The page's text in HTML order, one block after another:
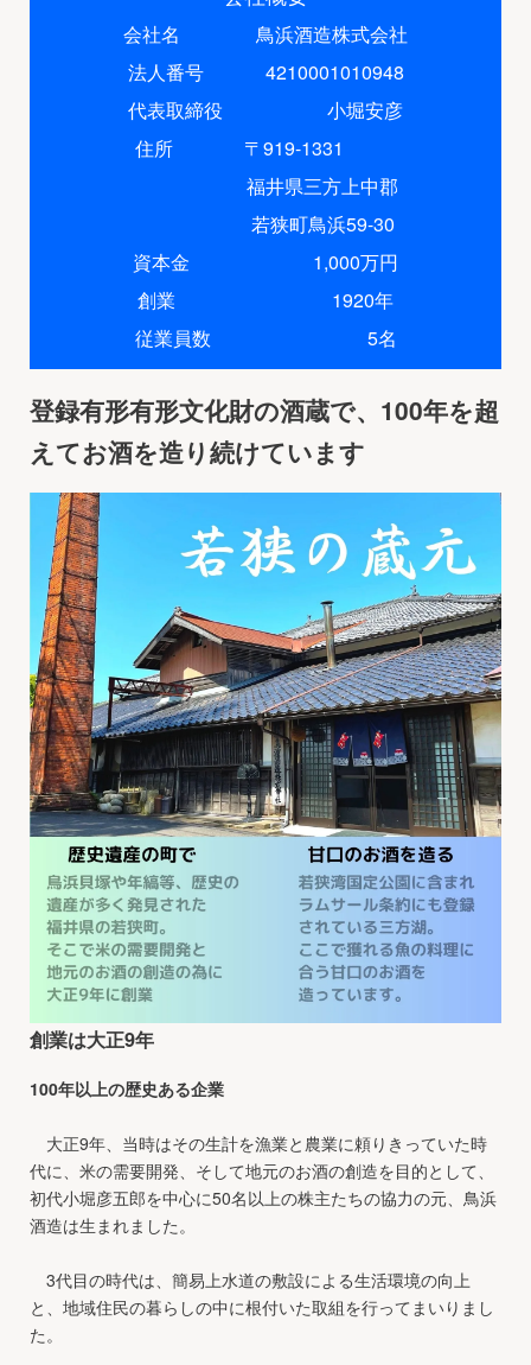
会社名 鳥浜酒造株式会社
法人番号 4210001010948
代表取締役 小堀安彦
住所 〒919-1331
福井県三方上中郡
若狭町鳥浜59-30
資本金 1,000万円
創業 1920年
従業員数 5名
登録有形有形文化財の酒蔵で、100年を超
えてお酒を造り続けています
創業は大正9年
100年以上の歴史ある企業
大正9年、当時はその生計を漁業と農業に頼りきっていた時
代に、米の需要開発、そして地元のお酒の創造を目的として、
初代小堀彦五郎を中心に50名以上の株主たちの協力の元、鳥浜
酒造は生まれました。
3代目の時代は、簡易上水道の敷設による生活環境の向上
と、地域住民の暮らしの中に根付いた取組を行ってまいりまし
た。